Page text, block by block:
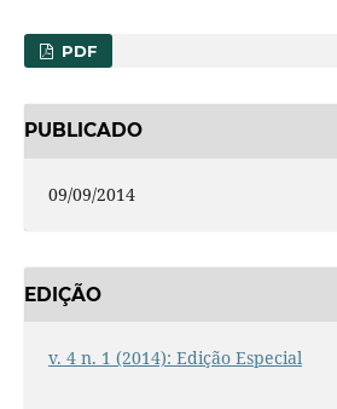
PDF
PUBLICADO
09/09/2014
EDIÇÃO
v. 4 n. 1 (2014): Edição Especial